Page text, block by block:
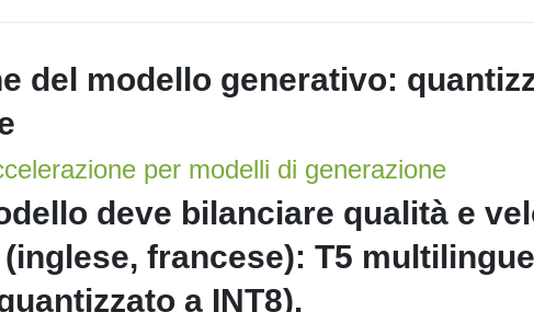
del modello generativo:
per modelli di generazione
deve bilanciare qualità e
francese): T5
a INT8).